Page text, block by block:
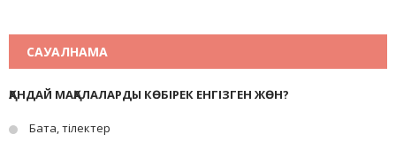
САУАЛНАМА
ҚАНДАЙ МАҚАЛАЛАРДЫ КӨБІРЕК ЕНГІЗГЕН ЖӨН?
Бата, тілектер